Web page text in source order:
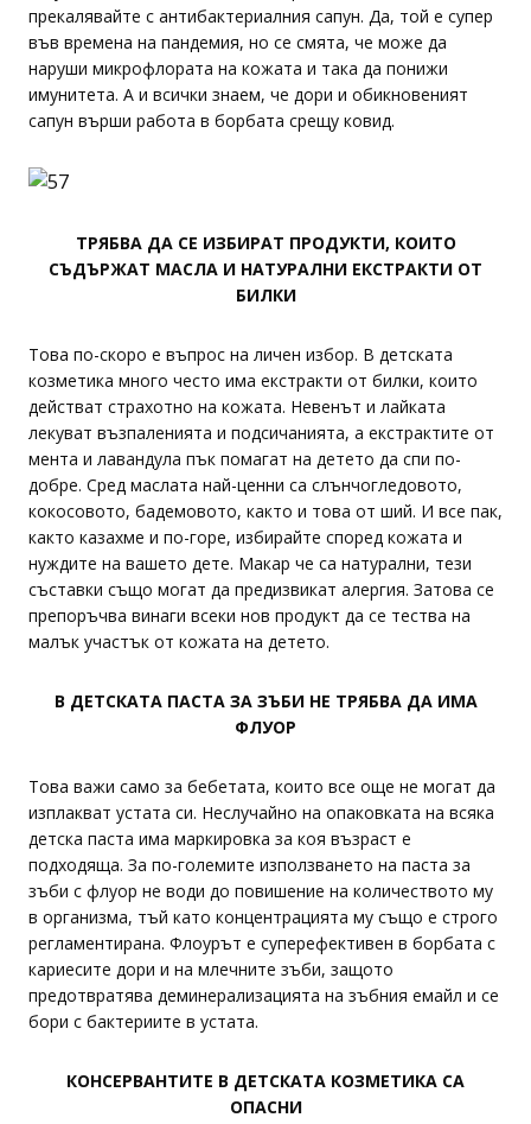
прекалявайте с антибактериалния сапун. Да, той е супер
във времена на пандемия, но се смята, че може да
наруши микрофлората на кожата и така да понижи
имунитета. А и всички знаем, че дори и обикновеният
сапун върши работа в борбата срещу ковид.
ТРЯБВА ДА СЕ ИЗБИРАТ ПРОДУКТИ, КОИТО
СЪДЪРЖАТ МАСЛА И НАТУРАЛНИ ЕКСТРАКТИ ОТ
БИЛКИ
Това по-скоро е въпрос на личен избор. В детската
козметика много често има екстракти от билки, които
действат страхотно на кожата. Невенът и лайката
лекуват възпаленията и подсичанията, а екстрактите от
мента и лавандула пък помагат на детето да спи по-
добре. Сред маслата най-ценни са слънчогледовото,
кокосовото, бадемовото, както и това от ший. И все пак,
както казахме и по-горе, избирайте според кожата и
нуждите на вашето дете. Макар че са натурални, тези
съставки също могат да предизвикат алергия. Затова се
препоръчва винаги всеки нов продукт да се тества на
малък участък от кожата на детето.
В ДЕТСКАТА ПАСТА ЗА ЗЪБИ НЕ ТРЯБВА ДА ИМА
ФЛУОР
Това важи само за бебетата, които все още не могат да
изплакват устата си. Неслучайно на опаковката на всяка
детска паста има маркировка за коя възраст е
подходяща. За по-големите използването на паста за
зъби с флуор не води до повишение на количеството му
в организма, тъй като концентрацията му също е строго
регламентирана. Флоурът е суперефективен в борбата с
кариесите дори и на млечните зъби, защото
предотвратява деминерализацията на зъбния емайл и се
бори с бактериите в устата.
КОНСЕРВАНТИТЕ В ДЕТСКАТА КОЗМЕТИКА СА
ОПАСНИ